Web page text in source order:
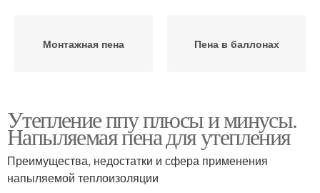
Монтажная пена Пена в баллонах
Утепление ппу плюсы и минусы.
Напыляемая пена для утепления
Преимущества, недостатки и сфера применения
напыляемой теплоизоляции